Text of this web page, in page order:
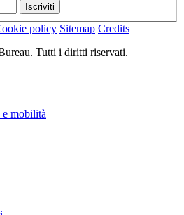
Iscriviti
policy Sitemap Credits
Tutti i diritti riservati.
mobilità